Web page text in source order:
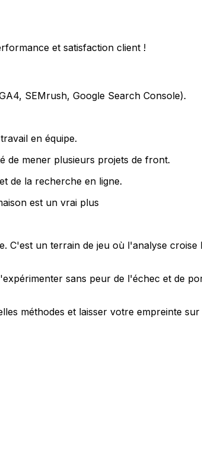
et satisfaction client !
SEMrush, Google Search Console).
en équipe.
de mener plusieurs projets de front.
de la recherche en ligne.
est un vrai plus
C'est un terrain de jeu où l'analyse
sans peur de l'échec et de
méthodes et laisser votre empreinte